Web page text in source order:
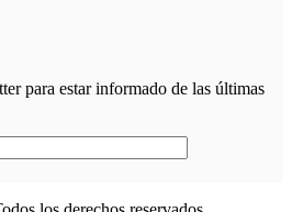
para estar informado de las últimas